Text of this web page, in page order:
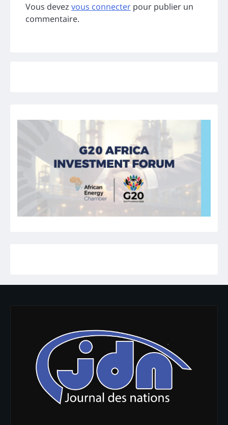
Vous devez vous connecter pour publier un
commentaire.